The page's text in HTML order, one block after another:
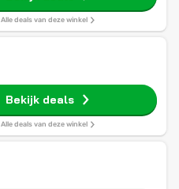
Alle deals van deze winkel
Bekijk deals
Alle deals van deze winkel